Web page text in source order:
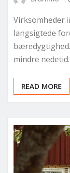
Virksomheder
langsigtede
mindre
READ MORE